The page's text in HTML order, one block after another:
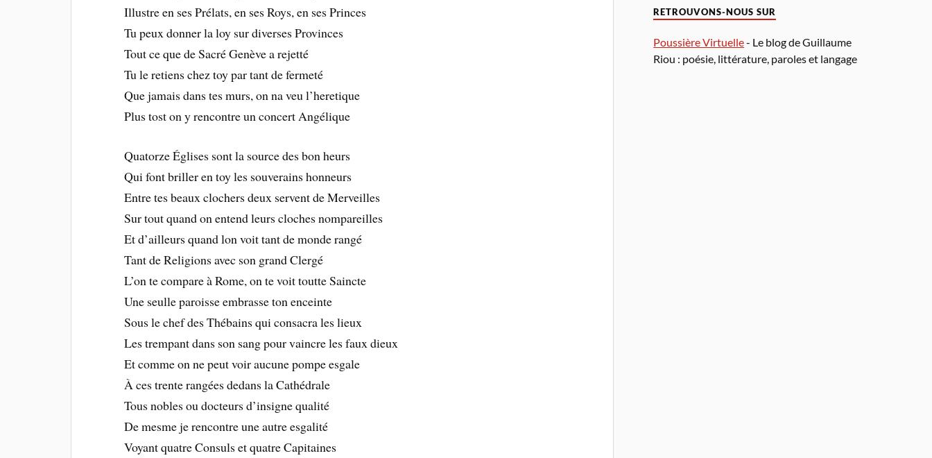
Illustre en ses Prélats, en ses Roys, en ses Princes
Tu peux donner la loy sur diverses Provinces
Tout ce que de Sacré Genève a rejetté
Tu le retiens chez toy par tant de fermeté
Que jamais dans tes murs, on na veu l’heretique
Plus tost on y rencontre un concert Angélique
Quatorze Églises sont la source des bon heurs
Qui font briller en toy les souverains honneurs
Entre tes beaux clochers deux servent de Merveilles
Sur tout quand on entend leurs cloches nompareilles
Et d’ailleurs quand lon voit tant de monde rangé
Tant de Religions avec son grand Clergé
L’on te compare à Rome, on te voit toutte Saincte
Une seulle paroisse embrasse ton enceinte
Sous le chef des Thébains qui consacra les lieux
Les trempant dans son sang pour vaincre les faux dieux
Et comme on ne peut voir aucune pompe esgale
À ces trente rangées dedans la Cathédrale
Tous nobles ou docteurs d’insigne qualité
De mesme je rencontre une autre esgalité
Voyant quatre Consuls et quatre Capitaines
RETROUVONS-NOUS SUR
Poussière Virtuelle- Le blog de Guillaume
Riou : poésie, littérature, paroles et langage